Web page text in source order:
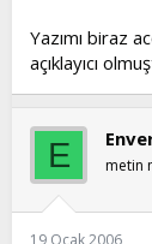
Yazımı biraz
açıklayıcı
E metin
19 Ocak 2006